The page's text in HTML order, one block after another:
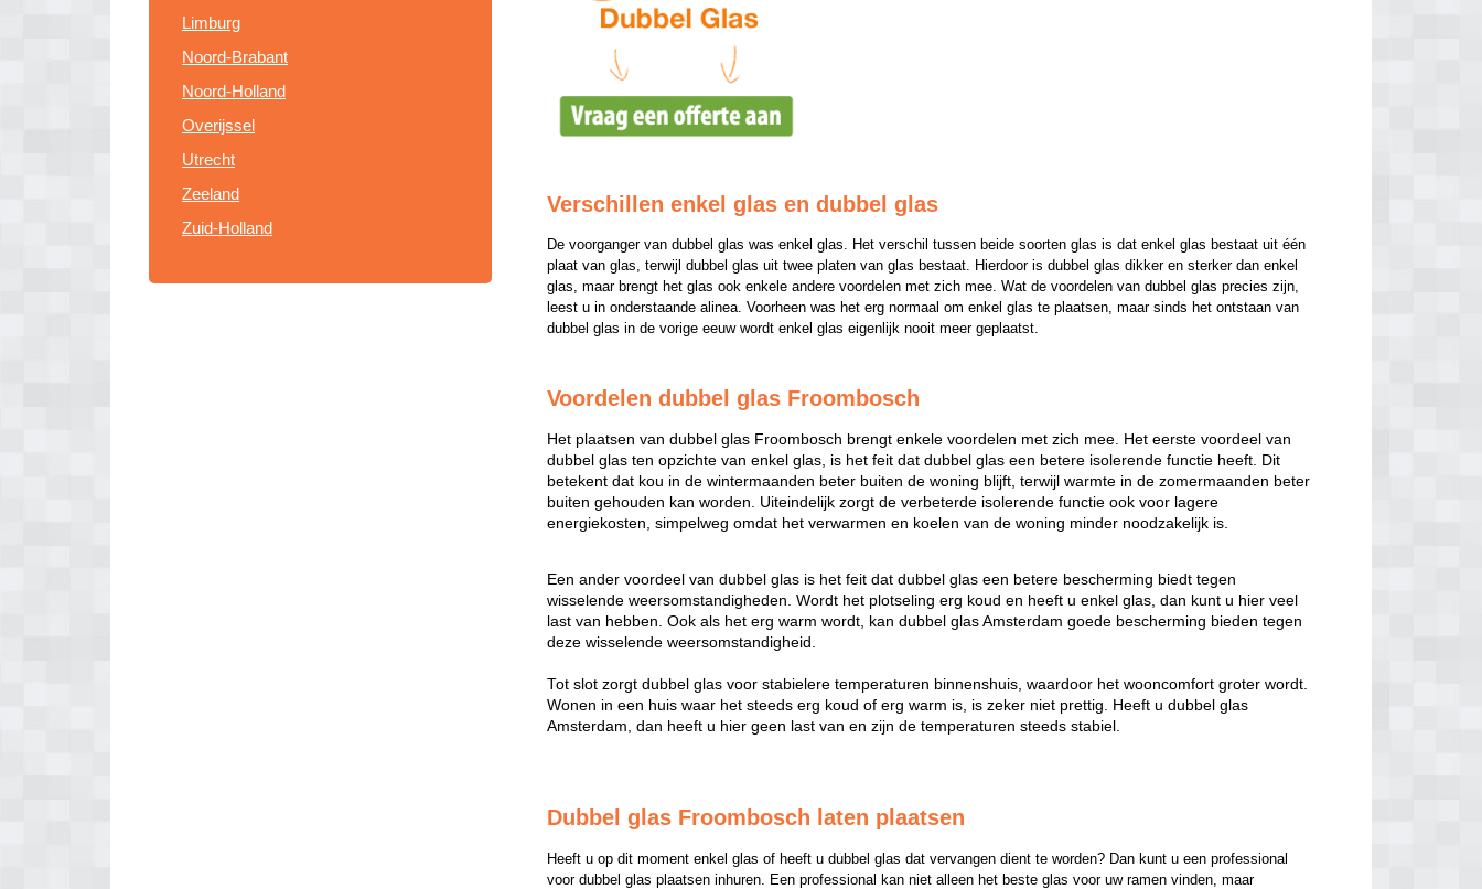
Limburg
Noord-Brabant
Noord-Holland
Overijssel
Utrecht
Zeeland
Zuid-Holland
Verschillen enkel glas en dubbel glas
De voorganger van dubbel glas was enkel glas. Het verschil tussen beide soorten glas is dat enkel glas bestaat uit één
plaat van glas, terwijl dubbel glas uit twee platen van glas bestaat. Hierdoor is dubbel glas dikker en sterker dan enkel
glas, maar brengt het glas ook enkele andere voordelen met zich mee. Wat de voordelen van dubbel glas precies zijn,
leest u in onderstaande alinea. Voorheen was het erg normaal om enkel glas te plaatsen, maar sinds het ontstaan van
dubbel glas in de vorige eeuw wordt enkel glas eigenlijk nooit meer geplaatst.
Voordelen dubbel glas Froombosch
Het plaatsen van dubbel glas Froombosch brengt enkele voordelen met zich mee. Het eerste voordeel van
dubbel glas ten opzichte van enkel glas, is het feit dat dubbel glas een betere isolerende functie heeft. Dit
betekent dat kou in de wintermaanden beter buiten de woning blijft, terwijl warmte in de zomermaanden beter
buiten gehouden kan worden. Uiteindelijk zorgt de verbeterde isolerende functie ook voor lagere
energiekosten, simpelweg omdat het verwarmen en koelen van de woning minder noodzakelijk is.
Een ander voordeel van dubbel glas is het feit dat dubbel glas een betere bescherming biedt tegen
wisselende weersomstandigheden. Wordt het plotseling erg koud en heeft u enkel glas, dan kunt u hier veel
last van hebben. Ook als het erg warm wordt, kan dubbel glas Amsterdam goede bescherming bieden tegen
deze wisselende weersomstandigheid.
Tot slot zorgt dubbel glas voor stabielere temperaturen binnenshuis, waardoor het wooncomfort groter wordt.
Wonen in een huis waar het steeds erg koud of erg warm is, is zeker niet prettig. Heeft u dubbel glas
Amsterdam, dan heeft u hier geen last van en zijn de temperaturen steeds stabiel.
Dubbel glas Froombosch laten plaatsen
Heeft u op dit moment enkel glas of heeft u dubbel glas dat vervangen dient te worden? Dan kunt u een professional
voor dubbel glas plaatsen inhuren. Een professional kan niet alleen het beste glas voor uw ramen vinden, maar